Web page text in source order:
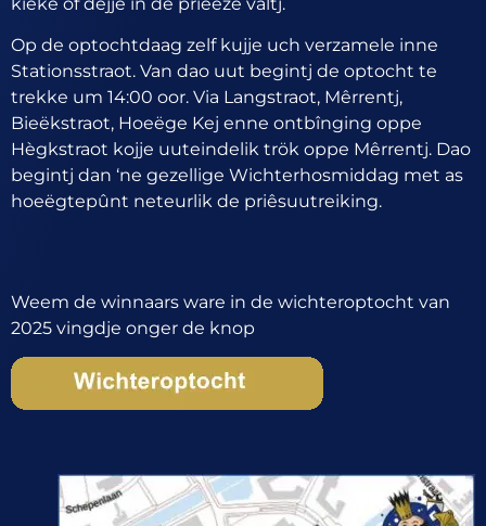
Op de optochtdaag zelf kujje uch verzamele inne
Stationsstraot. Van dao uut begintj de optocht te
trekke um 14:00 oor. Via Langstraot, Mêrrentj,
Bieëkstraot, Hoeëge Kej enne ontbînging oppe
Hègkstraot kojje uuteindelik trök oppe Mêrrentj. Dao
begintj dan ‘ne gezellige Wichterhosmiddag met as
hoeëgtepûnt neteurlik de priêsuutreiking.
Weem de winnaars ware in de wichteroptocht van
2025 vingdje onger de knop